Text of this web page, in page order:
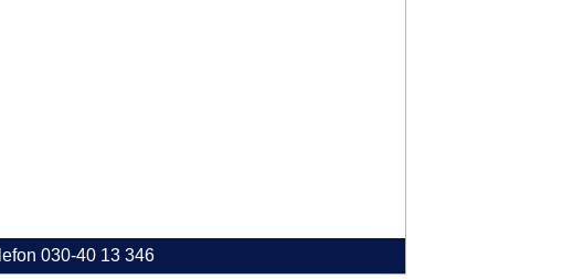
030-40 13 346